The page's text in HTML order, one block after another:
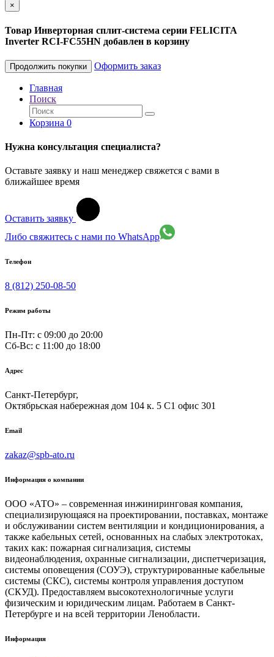
×
Товар Инверторная сплит-система серии FELICITA
Inverter RCI-FC55HN добавлен в корзину
Продолжить покупки Оформить заказ
Главная
Поиск
Корзина 0
Нужна консультация специалиста?
Оставьте заявку и наш менеджер свяжется с вами в
ближайшее время
Оставить заявку
Либо свяжитесь с нами по WhatsApp
Телефон
8 (812) 250-08-50
Режим работы
Пн-Пт: с 09:00 до 20:00
Сб-Вс: c 11:00 до 18:00
Адрес
Санкт-Петербург,
Октябрьская набережная дом 104 к. 5 С1 офис 301
Email
zakaz@spb-ato.ru
Информация о компании
ООО «АТО» – современная инжиниринговая компания,
специализирующаяся на проектировании, поставках, монтаже
и обслуживании систем вентиляции и кондиционирования, а
также кабельных сетей, основанных на слабых электротоках,
таких как: пожарная сигнализация, системы
видеонаблюдения, охранные сигнализации, диспетчеризация,
системы оповещения (СОУЭ), структурированные кабельные
системы (СКС), системы контроля управления доступом
(СКУД). Предоставляем высокотехнологичные услуги
физическим и юридическим лицам. Работаем в Санкт-
Петербурге и на всей территории Ленобласти.
Информация